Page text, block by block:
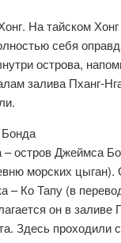
На тайском
себя
острова,
залива Пханг-
– остров Джеймса
морских цыган).
– Ко Тапу (в
он в заливе
Здесь проходили